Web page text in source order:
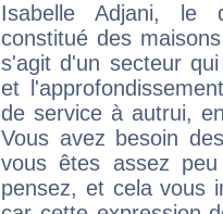
Isabelle Adjani, le
constitué des
s'agit d'un secteur
et
de service à autrui,
Vous avez besoin
vous êtes assez
pensez, et cela vous